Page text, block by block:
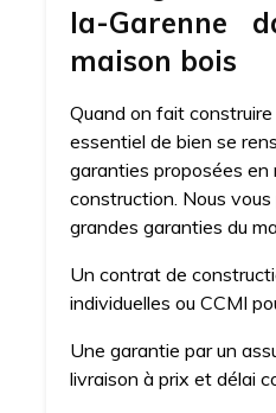
la-Garenne
maison bois
Quand on fait
essentiel de bien se
garanties proposées en
construction. Nous
grandes garanties du
Un contrat de
individuelles ou CCMI
Une garantie par un
livraison à prix et délai